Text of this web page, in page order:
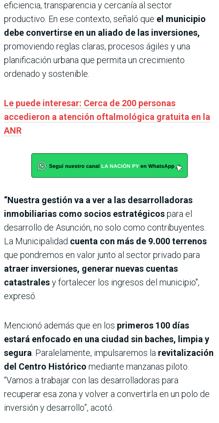
eficiencia, transparencia y cercanía al sector
productivo. En ese contexto, señaló que el municipio
debe convertirse en un aliado de las inversiones,
promoviendo reglas claras, procesos ágiles y una
planificación urbana que permita un crecimiento
ordenado y sostenible.
Le puede interesar: Cerca de 200 personas
accedieron a atención oftalmológica gratuita en la
ANR
“Nuestra gestión va a ver a las desarrolladoras
inmobiliarias como socios estratégicospara el
desarrollo de Asunción, no solo como contribuyentes.
La Municipalidad cuenta con más de 9.000 terrenos
que pondremos en valor junto al sector privado para
atraer inversiones, generar nuevas cuentas
catastralesy fortalecer los ingresos del municipio",
expresó.
Mencionó además que en los primeros 100 días
estará enfocado en una ciudad sin baches, limpia y
segura . Paralelamente, impulsaremos la revitalización
del Centro Histórico mediante manzanas piloto.
“Vamos a trabajar con las desarrolladoras para
recuperar esa zona y volver a convertirla en un polo de
inversión y desarrollo”, acotó.